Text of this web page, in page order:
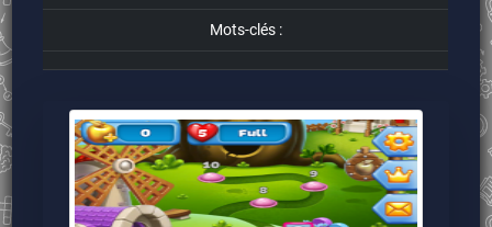
Mots-clés :